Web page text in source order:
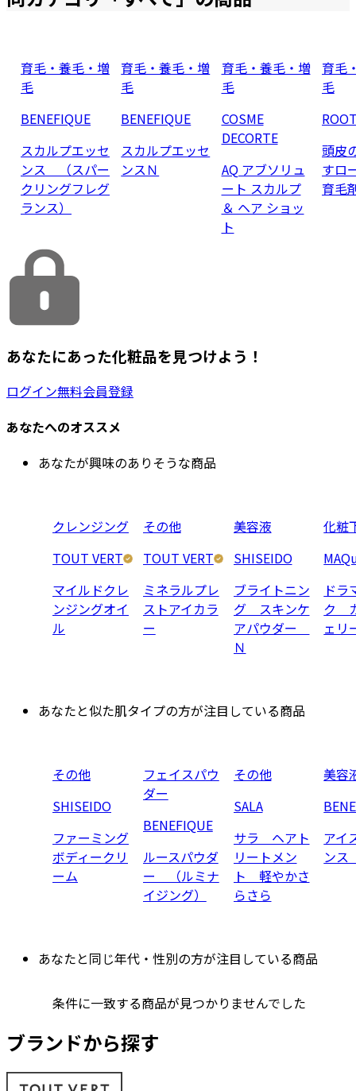
育毛・養毛・増
毛
BENEFIQUE
スカルプエッセ
ンス （スパー
クリングフレグ
ランス）
育毛・養毛・増
毛
BENEFIQUE
スカルプエッセ
ンスＮ
育毛・養毛・増
毛
COSME
DECORTE
AQ アブソリュ
ート スカルプ
＆ ヘア ショッ
ト
育毛
毛
頭皮
すロ
育毛
あなたにあった化粧品を見つけよう！
ログイン無料会員登録
あなたへのオススメ
あなたが興味のありそうな商品
クレンジング
TOUT VERT
マイルドクレ
ンジングオイ
ル
その他
TOUT VERT
ミネラルプレ
ストアイカラ
ー
美容液
SHISEIDO
ブライトニン
グ スキンケ
アパウダー
Ｎ
化粧
ドラ
ク
ェ
あなたと似た肌タイプの方が注目している商品
その他
SHISEIDO
ファーミング
ボディークリ
ーム
フェイスパウ
ダー
BENEFIQUE
ルースパウダ
ー （ルミナ
イジング）
その他
SALA
サラ ヘアト
リートメン
ト 軽やかさ
らさら
美容
アイ
ン
あなたと同じ年代・性別の方が注目している商品
条件に一致する商品が見つかりませんでした
ブランドから探す